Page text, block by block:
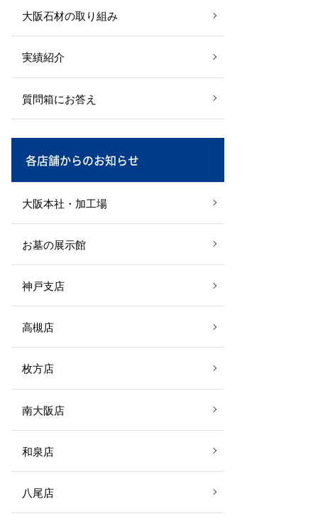
大阪石材の取り組み
実績紹介
質問箱にお答え
各店舗からのお知らせ
大阪本社・加工場
お墓の展示館
神戸支店
高槻店
枚方店
南大阪店
和泉店
八尾店